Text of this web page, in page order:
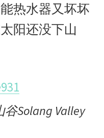
热水器又坏坏
阳还没下山
Solang Valley